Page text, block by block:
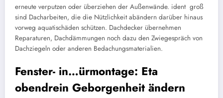
erneute verputzen oder überziehen der Außenwände. ident groß
sind Dacharbeiten, die die Nützlichkeit abändern darüber hinaus
vorweg aquatischäden schützen. Dachdecker übernehmen
Reparaturen, Dachdämmungen noch dazu den Zwiegespräch von
Dachziegeln oder anderen Bedachungsmaterialien.
Fenster- in…ürmontage: Eta
obendrein Geborgenheit ändern